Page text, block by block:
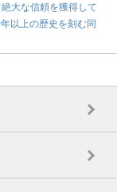
大な信頼を獲得して
以上の歴史を刻む同